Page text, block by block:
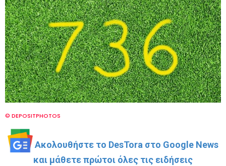
© DEPOSITPHOTOS
Ακολουθήστε το DesTora στο Google News
και μάθετε πρώτοι όλες τις ειδήσεις